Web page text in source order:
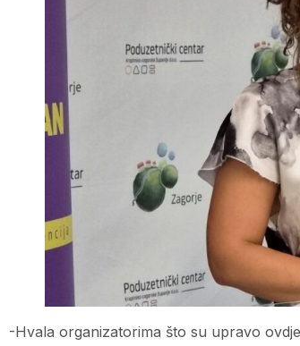
-Hvala organizatorima što su upravo